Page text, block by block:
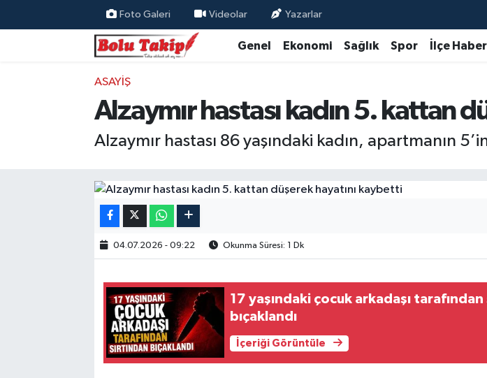
Foto Galeri Videolar Yazarlar
Genel Ekonomi Sağlık Spor İlçe
ASAYIŞ
Alzaymır hastası kadın 5. kattan
Alzaymır hastası 86 yaşındaki kadın, apartmanın
04.07.2026 - 09:22 Okunma Süresi: 1 Dk
17 yaşındaki çocuk arkadaşı tarafından
bıçaklandı
İçeriği Görüntüle